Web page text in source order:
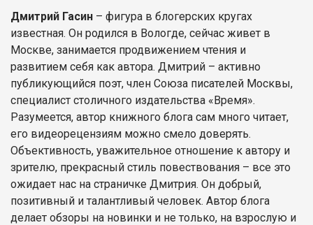
Дмитрий Гасин – фигура в блогерских кругах
известная. Он родился в Вологде, сейчас живет в
Москве, занимается продвижением чтения и
развитием себя как автора. Дмитрий – активно
публикующийся поэт, член Союза писателей Москвы,
специалист столичного издательства «Время».
Разумеется, автор книжного блога сам много читает,
его видеорецензиям можно смело доверять.
Объективность, уважительное отношение к автору и
зрителю, прекрасный стиль повествования – все это
ожидает нас на страничке Дмитрия. Он добрый,
позитивный и талантливый человек. Автор блога
делает обзоры на новинки и не только, на взрослую и